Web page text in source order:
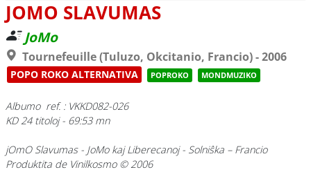
JOMO SLAVUMAS
JoMo
Tournefeuille (Tuluzo, Okcitanio, Francio) - 2006
POPO ROKO ALTERNATIVA POPROKO MONDMUZIKO
Albumo ref. : VKKD082-026
KD 24 titoloj - 69:53 mn
jOmO Slavumas - JoMo kaj Liberecanoj - Solniŝka – Francio
Produktita de Vinilkosmo © 2006